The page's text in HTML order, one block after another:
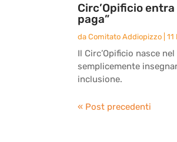
Circ’Opificio
paga”
da Comitato Addiopizzo 11
Il Circ’Opificio nasce
semplicemente
inclusione.
« Post precedenti